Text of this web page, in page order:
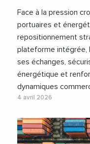
Face à la pression
portuaires et
repositionnement
plateforme intégrée,
ses échanges,
énergétique et
dynamiques
4 avril 2026